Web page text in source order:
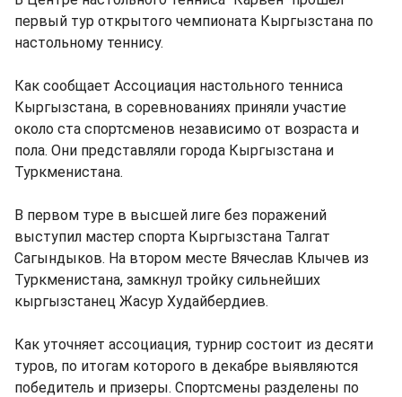
первый тур открытого чемпионата Кыргызстана по
настольному теннису.
Как сообщает Ассоциация настольного тенниса
Кыргызстана, в соревнованиях приняли участие
около ста спортсменов независимо от возраста и
пола. Они представляли города Кыргызстана и
Туркменистана.
В первом туре в высшей лиге без поражений
выступил мастер спорта Кыргызстана Талгат
Сагындыков. На втором месте Вячеслав Клычев из
Туркменистана, замкнул тройку сильнейших
кыргызстанец Жасур Худайбердиев.
Как уточняет ассоциация, турнир состоит из десяти
туров, по итогам которого в декабре выявляются
победитель и призеры. Спортсмены разделены по